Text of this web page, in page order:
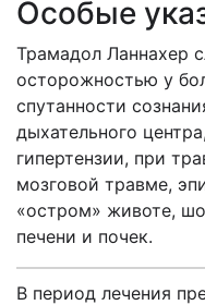
Особые
Трамадол Ланнахер
осторожностью у
спутанности
дыхательного
гипертензии, при
мозговой травме,
«остром» животе,
печени и почек.
В период лечения